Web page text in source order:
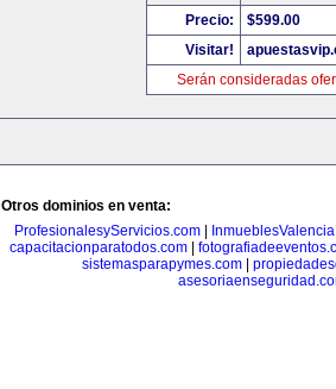
Precio:
$599.00
Visitar!
Serán consideradas
Otros dominios en venta:
ProfesionalesyServicios.com|
capacitacionparatodos.com|
sistemasparapymes.com|